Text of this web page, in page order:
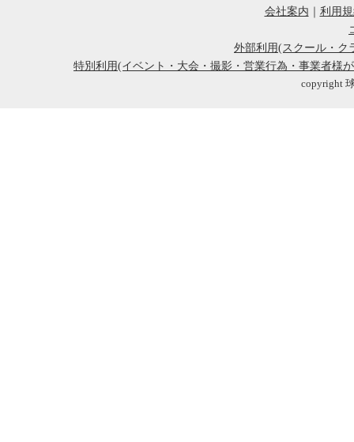
会社案内
利用
外部利用(スクール・ク
特別利用(イベント・大会・撮影・営業行為・事業者様
copyright